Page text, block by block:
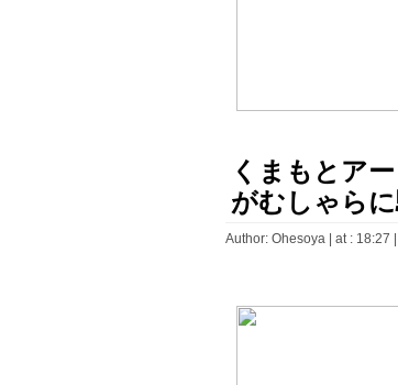
くまもとア
がむしゃら
Author: Ohesoya| at : 18:27 |